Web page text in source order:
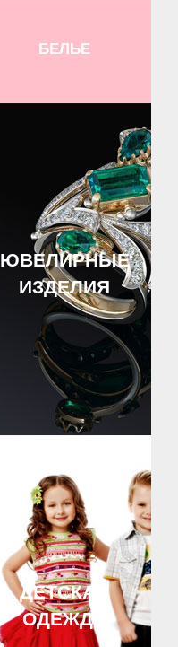
БЕЛЬЕ
ЮВЕЛИРНЫЕ
ИЗДЕЛИЯ
ДЕТСКАЯ
ОДЕЖДА